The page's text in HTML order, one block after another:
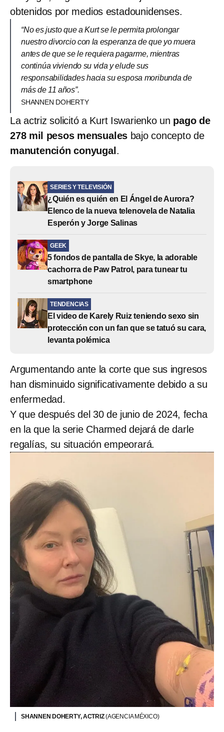
obtenidos por medios estadounidenses.
“No es justo que a Kurt se le permita prolongar
nuestro divorcio con la esperanza de que yo muera
antes de que se le requiera pagarme, mientras
continúa viviendo su vida y elude sus
responsabilidades hacia su esposa moribunda de
más de 11 años”.
SHANNEN DOHERTY
La actriz solicitó a Kurt Iswarienko un pago de
278 mil pesos mensuales bajo concepto de
manutención conyugal .
SERIES Y TELEVISIÓN
¿Quién es quién en El Ángel de Aurora?
Elenco de la nueva telenovela de Natalia
Esperón y Jorge Salinas
GEEK
5 fondos de pantalla de Skye, la adorable
cachorra de Paw Patrol, para tunear tu
smartphone
TENDENCIAS
El video de Karely Ruiz teniendo sexo sin
protección con un fan que se tatuó su cara,
levanta polémica
Argumentando ante la corte que sus ingresos
han disminuido significativamente debido a su
enfermedad.
Y que después del 30 de junio de 2024, fecha
en la que la serie Charmed dejará de darle
regalías, su situación empeorará.
SHANNEN DOHERTY, ACTRIZ(AGENCIA MÉXICO)